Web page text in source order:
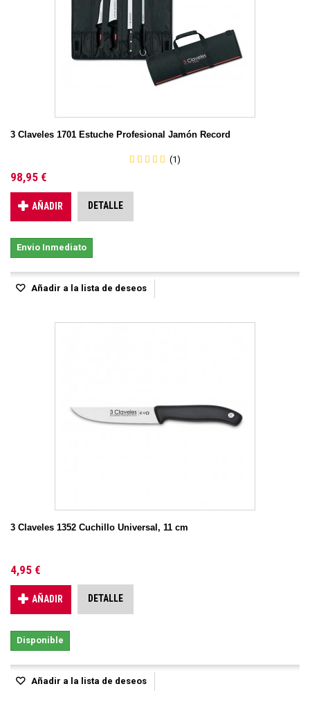
3 Claveles 1701 Estuche Profesional Jamón Record
(1)
98,95 €
AÑADIR DETALLE
Envio Inmediato
Añadir a la lista de deseos
3 Claveles 1352 Cuchillo Universal, 11 cm
4,95 €
AÑADIR DETALLE
Disponible
Añadir a la lista de deseos